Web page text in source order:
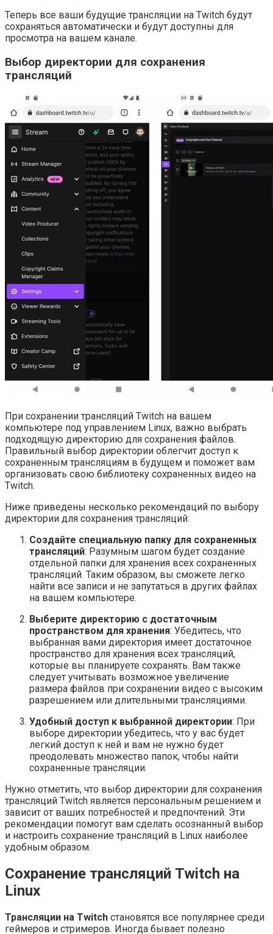
Теперь все ваши будущие трансляции на Twitch будут
сохраняться автоматически и будут доступны для
просмотра на вашем канале.
Выбор директории для сохранения
трансляций
При сохранении трансляций Twitch на вашем
компьютере под управлением Linux, важно выбрать
подходящую директорию для сохранения файлов.
Правильный выбор директории облегчит доступ к
сохраненным трансляциям в будущем и поможет вам
организовать свою библиотеку сохраненных видео на
Twitch.
Ниже приведены несколько рекомендаций по выбору
директории для сохранения трансляций:
Создайте специальную папку для сохраненных
трансляций: Разумным шагом будет создание
отдельной папки для хранения всех сохраненных
трансляций. Таким образом, вы сможете легко
найти все записи и не запутаться в других файлах
на вашем компьютере.
Выберите директорию с достаточным
пространством для хранения: Убедитесь, что
выбранная вами директория имеет достаточное
пространство для хранения всех трансляций,
которые вы планируете сохранять. Вам также
следует учитывать возможное увеличение
размера файлов при сохранении видео с высоким
разрешением или длительными трансляциями.
Удобный доступ к выбранной директории: При
выборе директории убедитесь, что у вас будет
легкий доступ к ней и вам не нужно будет
преодолевать множество папок, чтобы найти
сохраненные трансляции.
Нужно отметить, что выбор директории для сохранения
трансляций Twitch является персональным решением и
зависит от ваших потребностей и предпочтений. Эти
рекомендации помогут вам сделать осознанный выбор
и настроить сохранение трансляций в Linux наиболее
удобным образом.
Сохранение трансляций Twitch на
Linux
Трансляции на Twitch становятся все популярнее среди
геймеров и стримеров. Иногда бывает полезно